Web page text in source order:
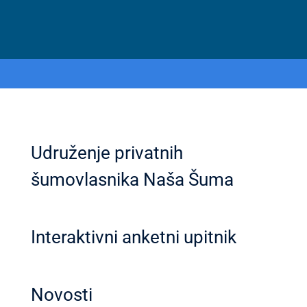
Udruženje privatnih
šumovlasnika Naša Šuma
Interaktivni anketni upitnik
Novosti